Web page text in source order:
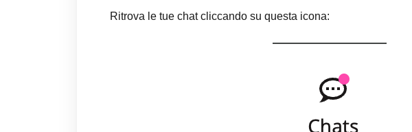
Ritrova le tue chat cliccando su questa icona: